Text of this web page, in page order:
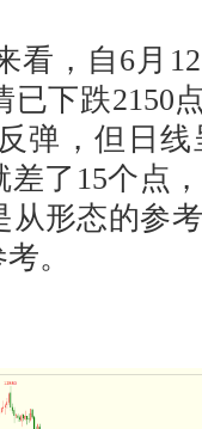
，自6月12
已下跌2150
弹，但日
差了15个点
形态的参
。